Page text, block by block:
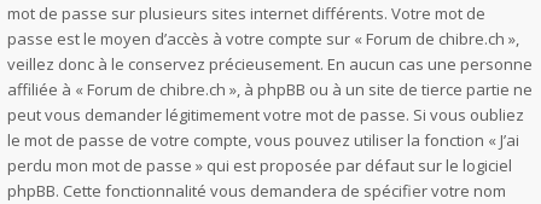
mot de passe sur plusieurs sites internet différents. Votre mot de
passe est le moyen d’accès à votre compte sur « Forum de chibre.ch »,
veillez donc à le conservez précieusement. En aucun cas une personne
affiliée à « Forum de chibre.ch », à phpBB ou à un site de tierce partie ne
peut vous demander légitimement votre mot de passe. Si vous oubliez
le mot de passe de votre compte, vous pouvez utiliser la fonction « J’ai
perdu mon mot de passe » qui est proposée par défaut sur le logiciel
phpBB. Cette fonctionnalité vous demandera de spécifier votre nom